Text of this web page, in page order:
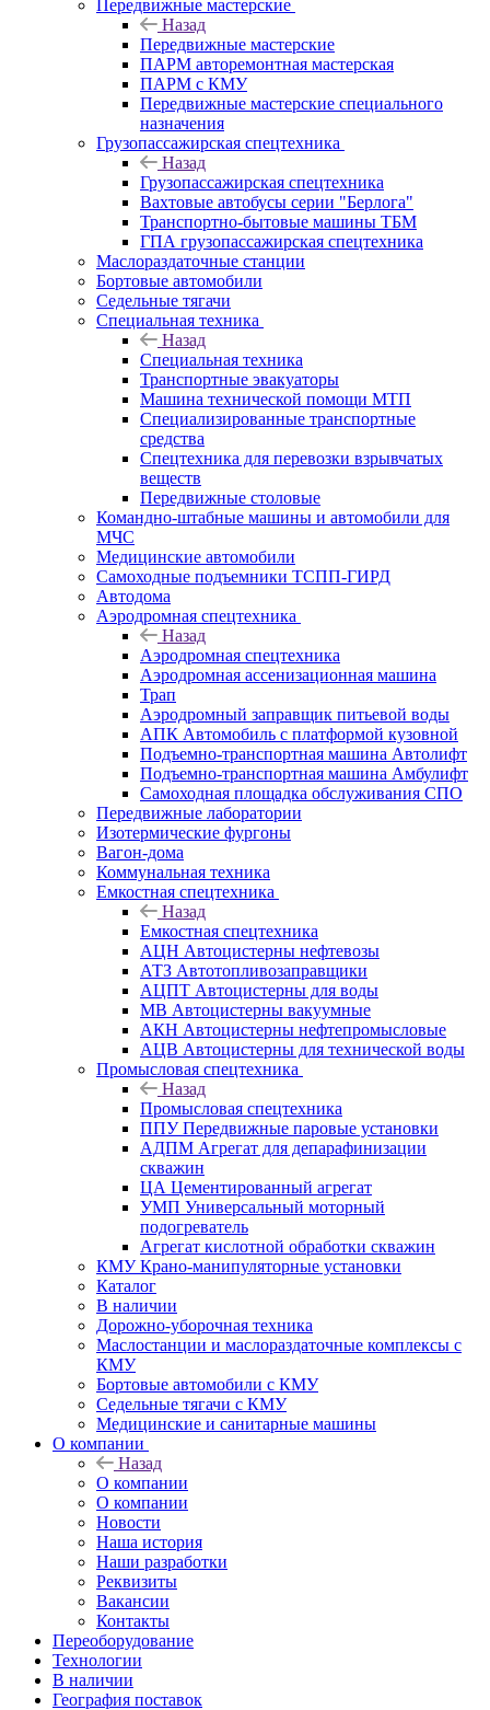
Передвижные мастерские
Назад
Передвижные мастерские
ПАРМ авторемонтная мастерская
ПАРМ с КМУ
Передвижные мастерские специального
назначения
Грузопассажирская спецтехника
Назад
Грузопассажирская спецтехника
Вахтовые автобусы серии "Берлога"
Транспортно-бытовые машины ТБМ
ГПА грузопассажирская спецтехника
Маслораздаточные станции
Бортовые автомобили
Седельные тягачи
Специальная техника
Назад
Специальная техника
Транспортные эвакуаторы
Машина технической помощи МТП
Специализированные транспортные
средства
Спецтехника для перевозки взрывчатых
веществ
Передвижные столовые
Командно-штабные машины и автомобили для
МЧС
Медицинские автомобили
Самоходные подъемники ТСПП-ГИРД
Автодома
Аэродромная спецтехника
Назад
Аэродромная спецтехника
Аэродромная ассенизационная машина
Трап
Аэродромный заправщик питьевой воды
АПК Автомобиль с платформой кузовной
Подъемно-транспортная машина Автолифт
Подъемно-транспортная машина Амбулифт
Самоходная площадка обслуживания СПО
Передвижные лаборатории
Изотермические фургоны
Вагон-дома
Коммунальная техника
Емкостная спецтехника
Назад
Емкостная спецтехника
АЦН Автоцистерны нефтевозы
АТЗ Автотопливозаправщики
АЦПТ Автоцистерны для воды
МВ Автоцистерны вакуумные
АКН Автоцистерны нефтепромысловые
АЦВ Автоцистерны для технической воды
Промысловая спецтехника
Назад
Промысловая спецтехника
ППУ Передвижные паровые установки
АДПМ Агрегат для депарафинизации
скважин
ЦА Цементированный агрегат
УМП Универсальный моторный
подогреватель
Агрегат кислотной обработки скважин
КМУ Крано-манипуляторные установки
Каталог
В наличии
Дорожно-уборочная техника
Маслостанции и маслораздаточные комплексы с
КМУ
Бортовые автомобили с КМУ
Седельные тягачи с КМУ
Медицинские и санитарные машины
О компании
Назад
О компании
О компании
Новости
Наша история
Наши разработки
Реквизиты
Вакансии
Контакты
Переоборудование
Технологии
В наличии
География поставок